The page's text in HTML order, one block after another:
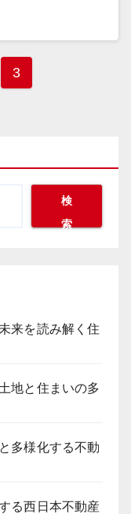
3
検
索
来を読み解く住
地と住まいの多
多様化する不動
る西日本不動産